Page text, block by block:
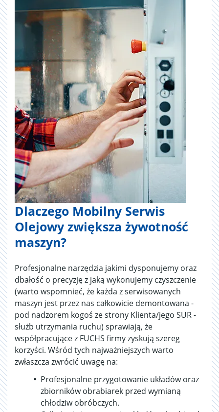
Dlaczego Mobilny Serwis
Olejowy zwiększa żywotność
maszyn?
Profesjonalne narzędzia jakimi dysponujemy oraz
dbałość o precyzję z jaką wykonujemy czyszczenie
(warto wspomnieć, że każda z serwisowanych
maszyn jest przez nas całkowicie demontowana -
pod nadzorem kogoś ze strony Klienta/jego SUR -
służb utrzymania ruchu) sprawiają, że
współpracujące z FUCHS firmy zyskują szereg
korzyści. Wśród tych najważniejszych warto
zwłaszcza zwrócić uwagę na:
Profesjonalne przygotowanie układów oraz
zbiorników obrabiarek przed wymianą
chłodziw obróbczych.